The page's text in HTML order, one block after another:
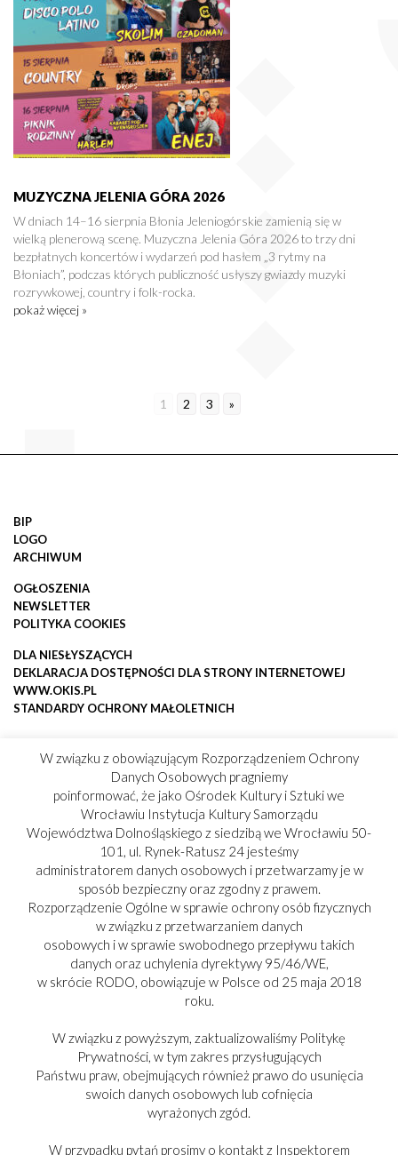
MUZYCZNA JELENIA GÓRA 2026
W dniach 14–16 sierpnia Błonia Jeleniogórskie zamienią się w
wielką plenerową scenę. Muzyczna Jelenia Góra 2026 to trzy dni
bezpłatnych koncertów i wydarzeń pod hasłem „3 rytmy na
Błoniach”, podczas których publiczność usłyszy gwiazdy muzyki
rozrywkowej, country i folk-rocka.
pokaż więcej »
1 2 3 »
BIP
LOGO
ARCHIWUM
OGŁOSZENIA
NEWSLETTER
POLITYKA COOKIES
DLA NIESŁYSZĄCYCH
DEKLARACJA DOSTĘPNOŚCI DLA STRONY INTERNETOWEJ
WWW.OKIS.PL
STANDARDY OCHRONY MAŁOLETNICH
W związku z obowiązującym Rozporządzeniem Ochrony
Danych Osobowych pragniemy
poinformować, że jako Ośrodek Kultury i Sztuki we
Wrocławiu Instytucja Kultury Samorządu
Województwa Dolnośląskiego z siedzibą we Wrocławiu 50-
101, ul. Rynek-Ratusz 24 jesteśmy
administratorem danych osobowych i przetwarzamy je w
sposób bezpieczny oraz zgodny z prawem.
Rozporządzenie Ogólne w sprawie ochrony osób fizycznych
w związku z przetwarzaniem danych
osobowych i w sprawie swobodnego przepływu takich
danych oraz uchylenia dyrektywy 95/46/WE,
w skrócie RODO, obowiązuje w Polsce od 25 maja 2018
roku.
W związku z powyższym, zaktualizowaliśmy Politykę
Prywatności, w tym zakres przysługujących
Państwu praw, obejmujących również prawo do usunięcia
swoich danych osobowych lub cofnięcia
wyrażonych zgód.
W przypadku pytań prosimy o kontakt z Inspektorem